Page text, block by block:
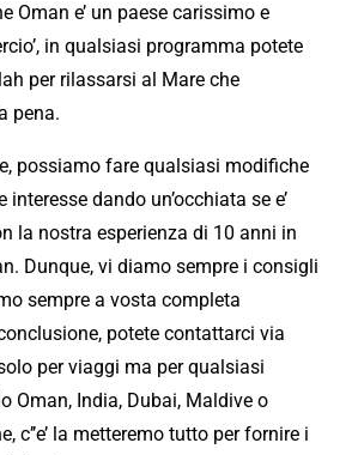
Oman e’ un paese carissimo e
in qualsiasi programma potete
per rilassarsi al Mare che
pena.
possiamo fare qualsiasi modifiche
interesse dando un’occhiata se e’
la nostra esperienza di 10 anni in
Dunque, vi diamo sempre i consigli
sempre a vosta completa
potete contattarci via
per viaggi ma per qualsiasi
Oman, India, Dubai, Maldive o
c’’e’ la metteremo tutto perfornire i